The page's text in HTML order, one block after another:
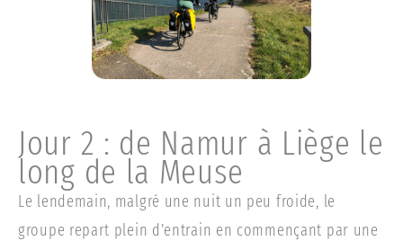
Jour 2 : de Namur à Liège le
long de la Meuse
Le lendemain, malgré une nuit un peu froide, le
groupe repart plein d’entrain en commençant par une